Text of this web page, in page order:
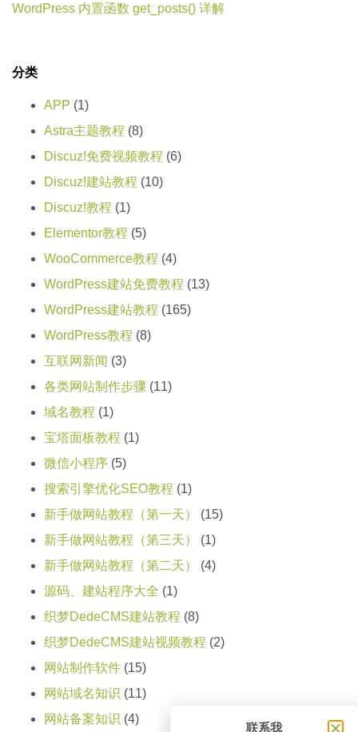
WordPress 内置函数 get_posts() 详解
分类
APP (1)
Astra主题教程 (8)
Discuz!免费视频教程 (6)
Discuz!建站教程 (10)
Discuz!教程 (1)
Elementor教程 (5)
WooCommerce教程 (4)
WordPress建站免费教程 (13)
WordPress建站教程 (165)
WordPress教程 (8)
互联网新闻 (3)
各类网站制作步骤 (11)
域名教程 (1)
宝塔面板教程 (1)
微信小程序 (5)
搜索引擎优化SEO教程 (1)
新手做网站教程（第一天）
(15)
新手做网站教程（第三天）
(1)
新手做网站教程（第二天）
(4)
源码、建站程序大全 (1)
织梦DedeCMS建站教程 (8)
织梦DedeCMS建站视频教程 (2)
网站制作软件 (15)
网站域名知识 (11)
网站备案知识 (4)
联系我